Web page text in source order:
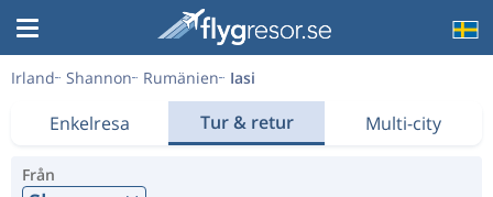
Irland Shannon Rumänien Iasi
Enkelresa Tur & retur Multi-city
Från